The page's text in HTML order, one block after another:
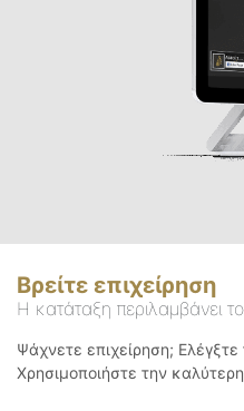
Βρείτε επιχείρηση
Η κατάταξη περιλαμβάνει
Ψάχνετε επιχείρηση;
Χρησιμοποιήστε την